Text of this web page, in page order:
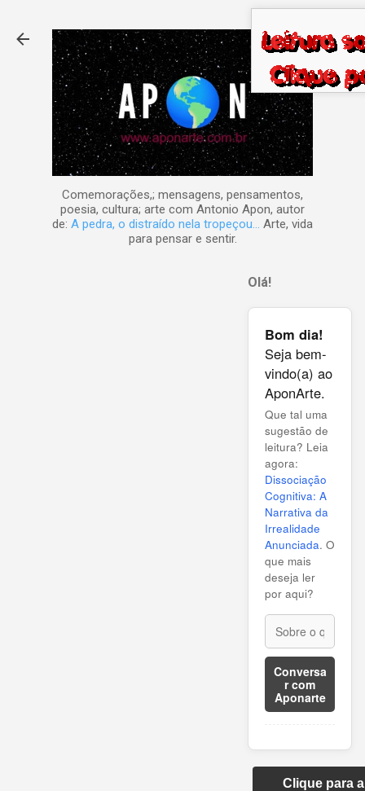
Comemorações,; mensagens, pensamentos,
poesia, cultura; arte com Antonio Apon, autor
de: A pedra, o distraído nela tropeçou... Arte, vida
para pensar e sentir.
Olá!
Bom dia!
Seja bem-
vindo(a) ao
AponArte.
Que tal uma
sugestão de
leitura? Leia
agora:
Dissociação
Cognitiva: A
Narrativa da
Irrealidade
Anunciada. O
que mais
deseja ler
por aqui?
Conversa
r com
Aponarte
Clique para